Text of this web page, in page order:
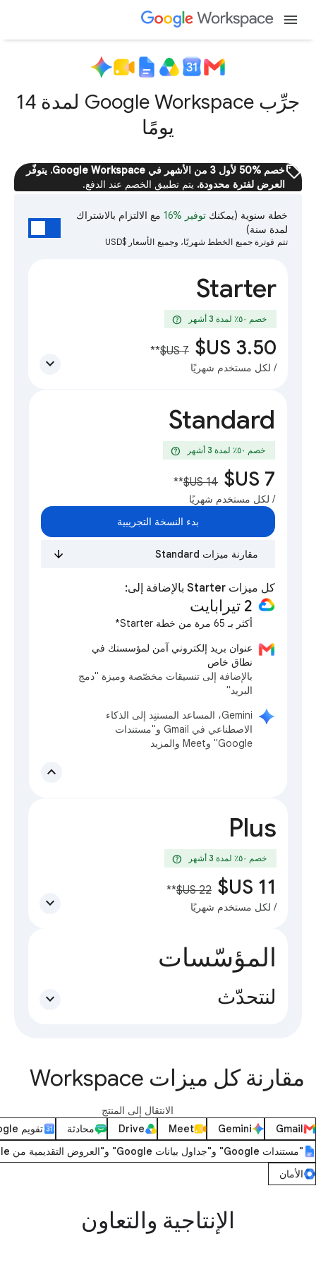
menu
جرِّب Google Workspace لمدة 14
يومًا
sell
خصم %50 لأول 3 من الأشهر في Google Workspace. يتوفّر
العرض لفترة محدودة. يتم تطبيق الخصم عند الدفع.
خطة سنوية (يمكنك توفير %16
مع الالتزام بالاشتراك
لمدة سنة)
تتم فوترة جميع الخطط شهريًا، وجميع الأسعار $USD
Starter
خصم ٥٠٪؜ لمدة 3 أشهر help
**
/ لكل مستخدم شهريًا expand_more
Standard
خصم ٥٠٪؜ لمدة 3 أشهر help
**
/ لكل مستخدم شهريًا
بدء النسخة التجريبية
مقارنة ميزات Standard
كل ميزات Starter بالإضافة إلى:
‫2 تيرابايت
أكثر بـ 65 مرة من خطة Starter*
عنوان بريد إلكتروني آمن لمؤسستك في
نطاق خاص
بالإضافة إلى تنسيقات مخصّصة وميزة "دمج
البريد"
‫Gemini، المساعد المستنِد إلى الذكاء
الاصطناعي في Gmail و"مستندات
Google" وMeet والمزيد
expand_less
Plus
خصم ٥٠٪؜ لمدة 3 أشهر help
**
/ لكل مستخدم شهريًا expand_more
المؤسّسات
لنتحدّث expand_more
مقارنة كل ميزات Workspace
الانتقال إلى المنتج
Gmail
Gemini
Meet
Drive محادثة
تقويم Google
"مستندات Google" و"جداول بيانات Google" و"العروض التقديمية من Google"
الأمان
الإنتاجية والتعاون